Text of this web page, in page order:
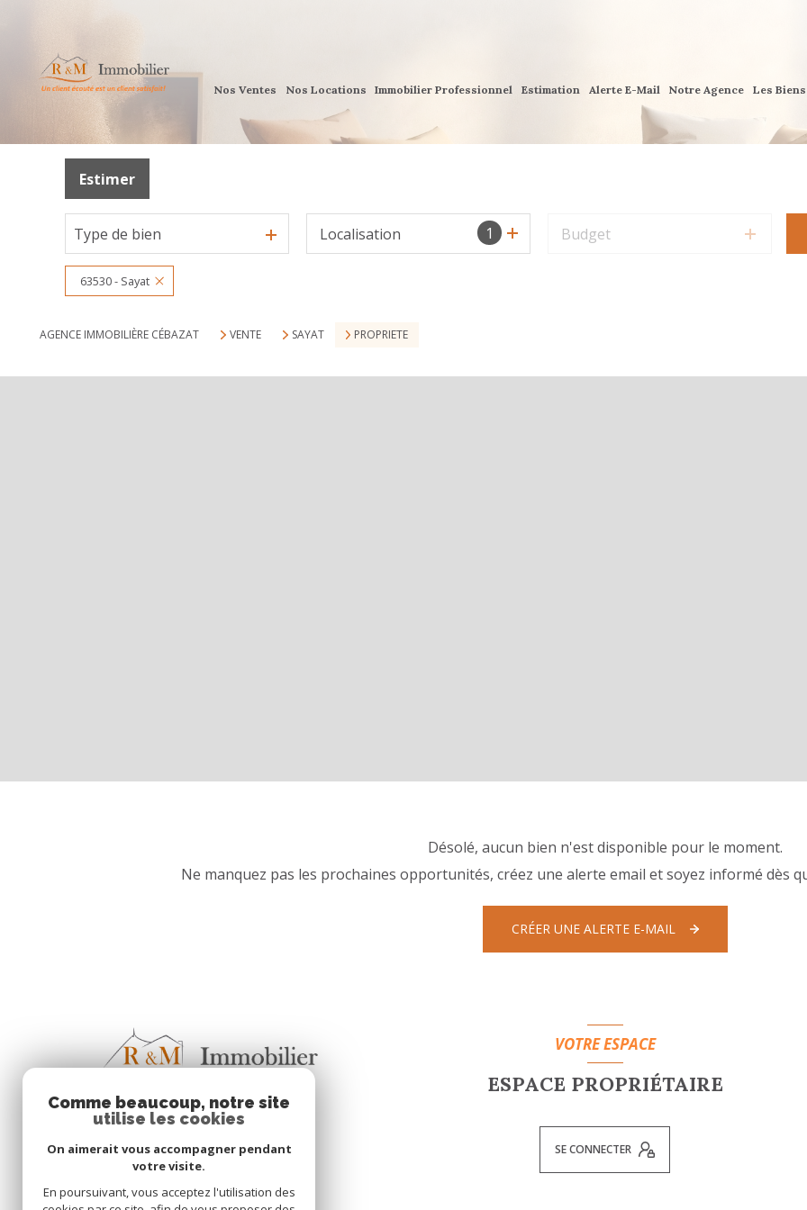
Nos Ventes Nos Locations Immobilier Professionnel Estimation Alerte E-Mail Notre Agence Les
Estimer
Type de bien 1
Localisation Budget
63530 - Sayat
AGENCE IMMOBILIÈRE CÉBAZAT VENTE SAYAT PROPRIETE
Désolé, aucun bien n'est disponible pour le moment.
Ne manquez pas les prochaines opportunités, créez une alerte email et soyez informé dès
CRÉER UNE ALERTE E-MAIL
VOTRE ESPACE
ESPACE PROPRIÉTAIRE
SE CONNECTER
Comme beaucoup, notre site
utilise les cookies
On aimerait vous accompagner pendant
votre visite.
En poursuivant, vous acceptez l'utilisation des